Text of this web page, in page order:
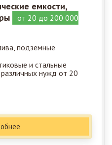
емкости,
от 20 до 200 000
и стальные
нужд от 20